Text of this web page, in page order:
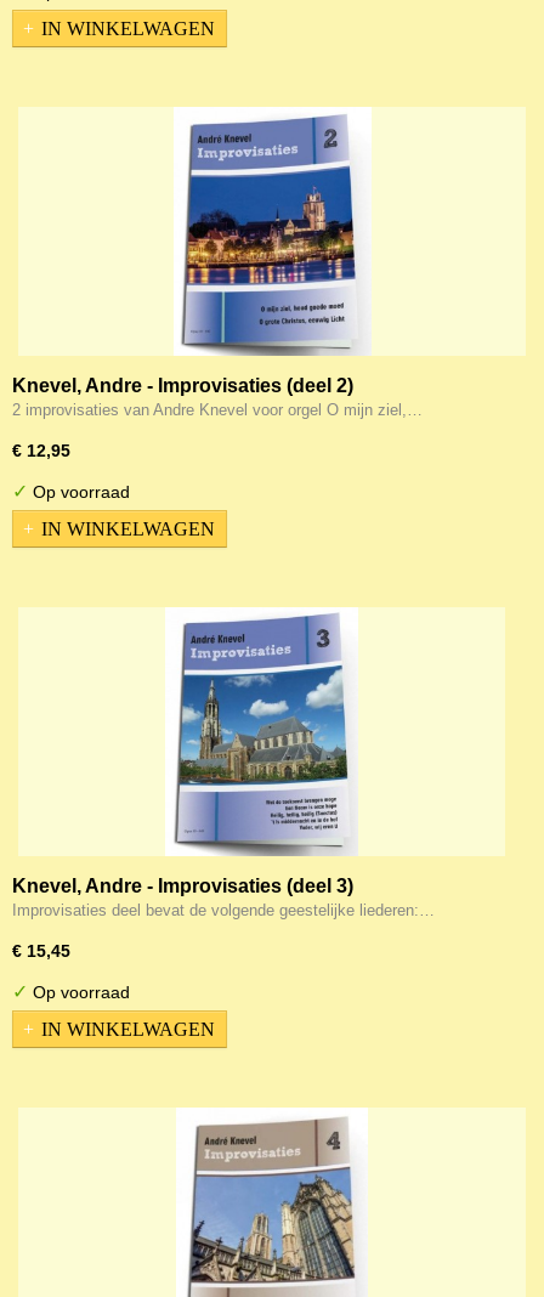
IN WINKELWAGEN
Knevel, Andre - Improvisaties (deel 2)
2 improvisaties van Andre Knevel voor orgel O mijn ziel,…
€ 12,95
✓ Op voorraad
IN WINKELWAGEN
Knevel, Andre - Improvisaties (deel 3)
Improvisaties deel bevat de volgende geestelijke liederen:…
€ 15,45
✓ Op voorraad
IN WINKELWAGEN